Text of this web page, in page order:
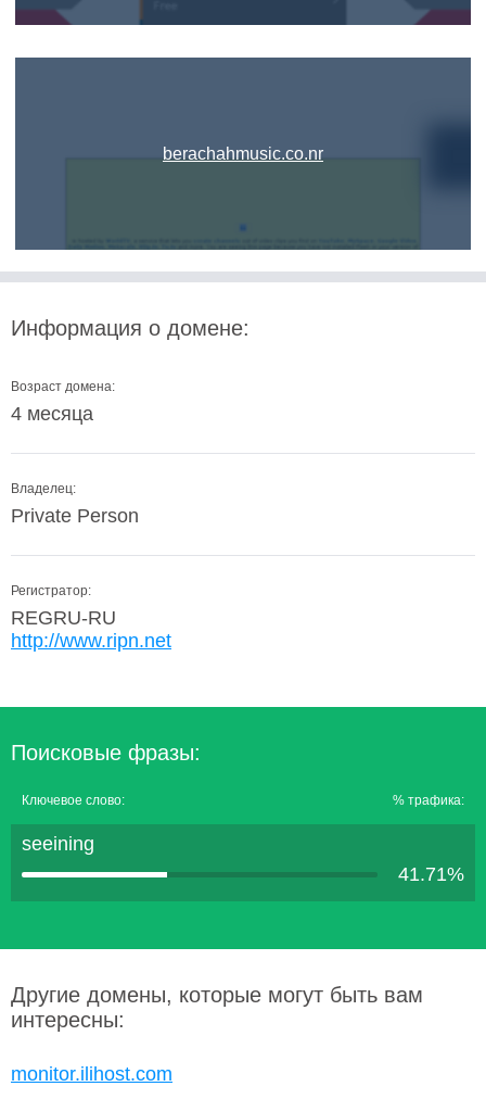
berachahmusic.co.nr
Информация о домене:
Возраст домена:
4 месяца
Владелец:
Private Person
Регистратор:
REGRU-RU
http://www.ripn.net
Поисковые фразы:
Ключевое слово: % трафика:
seeining
41.71%
Другие домены, которые могут быть вам
интересны:
monitor.ilihost.com